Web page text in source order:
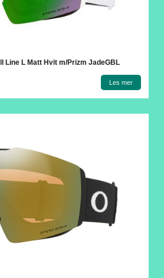
Line L Matt Hvit m/Prizm JadeGBL
Les mer